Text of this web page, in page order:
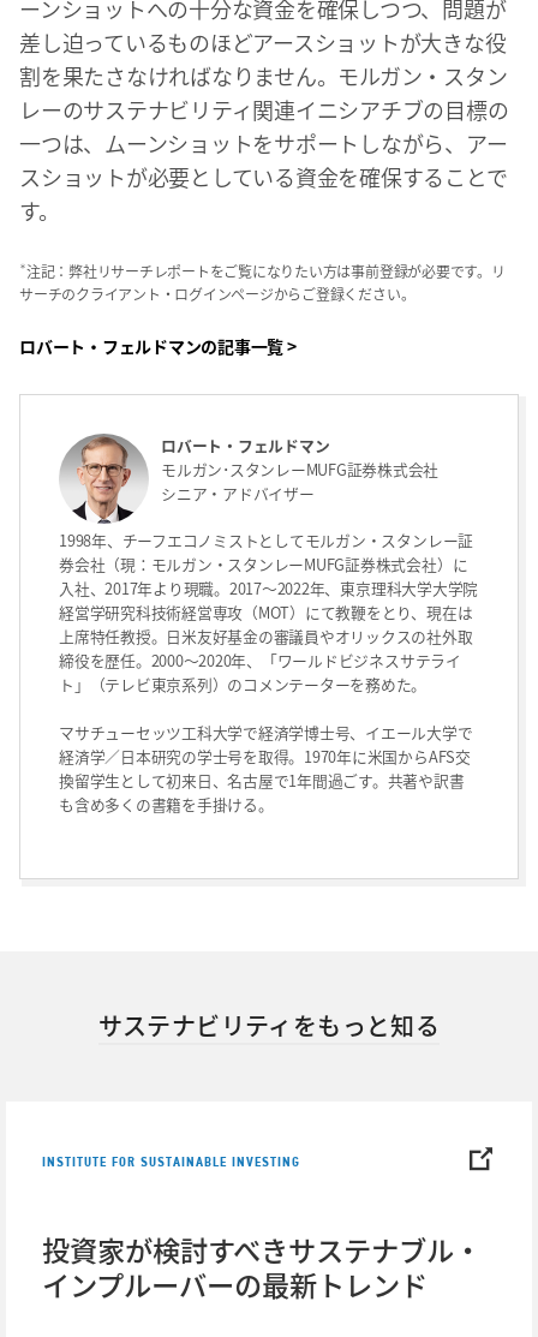
ーンショットへの十分な資金を確保しつつ、問題が
差し迫っているものほどアースショットが大きな役
割を果たさなければなりません。モルガン・スタン
レーのサステナビリティ関連イニシアチブの目標の
一つは、ムーンショットをサポートしながら、アー
スショットが必要としている資金を確保することで
す。
＊注記：弊社リサーチレポートをご覧になりたい方は事前登録が必要です。リ
サーチのクライアント・ログインページからご登録ください。
ロバート・フェルドマンの記事一覧 >
ロバート・フェルドマン
モルガン･スタンレーMUFG証券株式会社
シニア・アドバイザー
1998年、チーフエコノミストとしてモルガン・スタンレー証
券会社（現：モルガン・スタンレーMUFG証券株式会社）に
入社、2017年より現職。2017～2022年、東京理科大学大学院
経営学研究科技術経営専攻（MOT）にて教鞭をとり、現在は
上席特任教授。日米友好基金の審議員やオリックスの社外取
締役を歴任。2000～2020年、「ワールドビジネスサテライ
ト」（テレビ東京系列）のコメンテーターを務めた。
マサチューセッツ工科大学で経済学博士号、イエール大学で
経済学／日本研究の学士号を取得。1970年に米国からAFS交
換留学生として初来日、名古屋で1年間過ごす。共著や訳書
も含め多くの書籍を手掛ける。
サステナビリティをもっと知る
INSTITUTE FOR SUSTAINABLE INVESTING
投資家が検討すべきサステナブル・
インプルーバーの最新トレンド